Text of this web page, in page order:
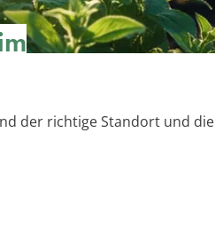
der richtige Standort und die